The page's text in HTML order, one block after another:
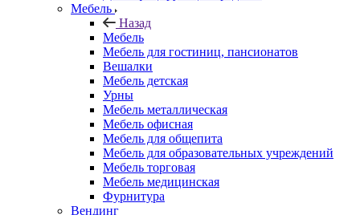
Мебель
Назад
Мебель
Мебель для гостиниц, пансионатов
Вешалки
Мебель детская
Урны
Мебель металлическая
Мебель офисная
Мебель для общепита
Мебель для образовательных учреждений
Мебель торговая
Мебель медицинская
Фурнитура
Вендинг